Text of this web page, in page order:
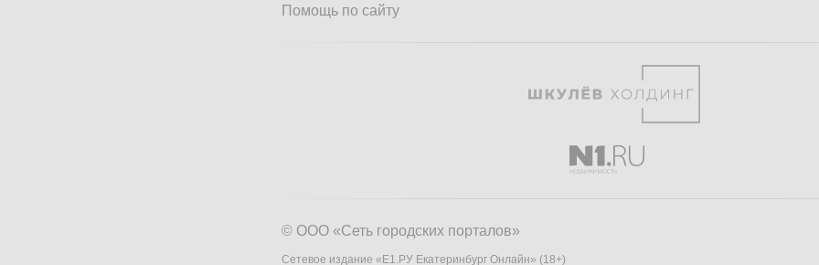
Помощь по сайту
© ООО «Сеть городских порталов»
Сетевое издание «Е1.РУ Екатеринбург Онлайн» (18+)